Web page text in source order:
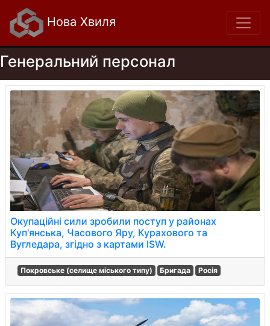
Нова Хвиля
Генеральний персонал
Окупаційні сили зробили поступ у районах
Куп'янська, Часового Яру, Курахового та
Вугледара, згідно з картами ISW.
Покровське (селище міського типу) Бригада Росія